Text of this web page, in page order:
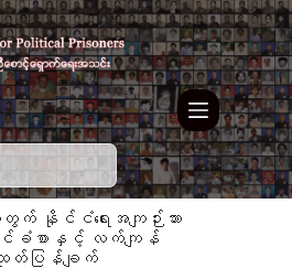
င်ငံရေးအကျဉ်းသား
င်ခံစာနှင့် လက်ကျန်
ထုတ်ပြန်ချက်